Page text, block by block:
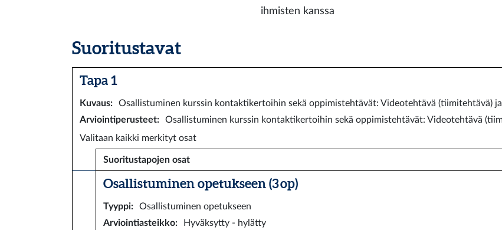
ihmisten kanssa
Suoritustavat
Tapa 1
Kuvaus:
Osallistuminen kurssin kontaktikertoihin sekä oppimistehtävät: Videotehtävä (tiimitehtävä)
Arviointiperusteet:
Osallistuminen kurssin kontaktikertoihin sekä oppimistehtävät: Videotehtävä
Valitaan kaikki merkityt osat
Suoritustapojen osat
Osallistuminen opetukseen (3 op)
Tyyppi:
Osallistuminen opetukseen
Arviointiasteikko: Hyväksytty - hylätty